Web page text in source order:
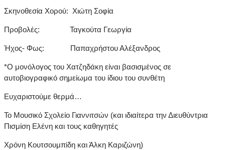
Σκηνοθεσία Χορού: Χιώτη Σοφία
Προβολές: Ταγκούτα Γεωργία
Ήχος- Φως: Παπαχρήστου Αλέξανδρος
*Ο μονόλογος του Χατζηδάκη είναι βασισμένος σε
αυτοβιογραφικό σημείωμα του ίδιου του συνθέτη
Ευχαριστούμε θερμά…
Το Μουσικό Σχολείο Γιαννιτσών (και ιδιαίτερα την Διευθύντρια
Πισμίση Ελένη και τους καθηγητές
Χρόνη Κουτσουμπίδη και Άλκη Καριζώνη)